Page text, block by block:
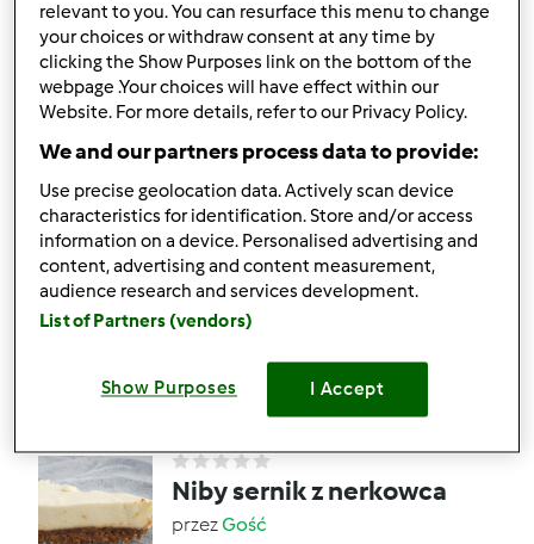
Sernik z masłem
orzechowym
przezGość
3.7(3)
PIKANTNY SERNIK
przezMixi1
2 Łatwy 4h 20min
Niby sernik z nerkowca
przezGość
relevant to you. You can resurface this menu to change
your choices or withdraw consent at any time by
clicking the Show Purposes link on the bottom of the
webpage .Your choices will have effect within our
Website. For more details, refer to our Privacy Policy.
We and our partners process data to provide:
Use precise geolocation data. Actively scan device
characteristics for identification. Store and/or access
information on a device. Personalised advertising and
content, advertising and content measurement,
audience research and services development.
List of Partners (vendors)
Show Purposes I Accept